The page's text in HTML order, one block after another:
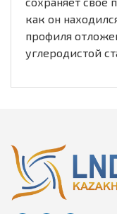
как он
профиля
углеродистой